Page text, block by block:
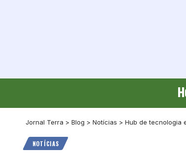
Jornal Terra > Blog > Notícias > Hub de tecnologia
NOTÍCIAS